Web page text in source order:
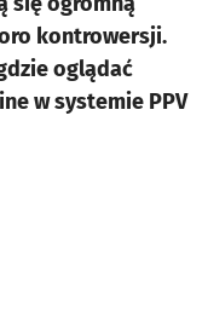
kontrowersji.
oglądać
w systemie PPV